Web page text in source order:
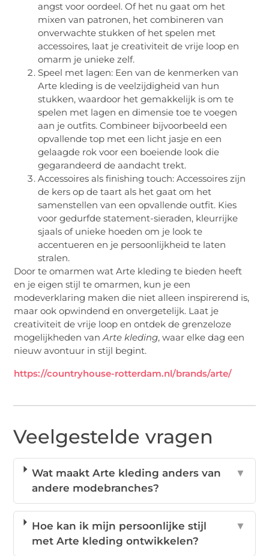
angst voor oordeel. Of het nu gaat om het
mixen van patronen, het combineren van
onverwachte stukken of het spelen met
accessoires, laat je creativiteit de vrije loop en
omarm je unieke zelf.
Speel met lagen: Een van de kenmerken van
Arte kleding is de veelzijdigheid van hun
stukken, waardoor het gemakkelijk is om te
spelen met lagen en dimensie toe te voegen
aan je outfits. Combineer bijvoorbeeld een
opvallende top met een licht jasje en een
gelaagde rok voor een boeiende look die
gegarandeerd de aandacht trekt.
Accessoires als finishing touch: Accessoires zijn
de kers op de taart als het gaat om het
samenstellen van een opvallende outfit. Kies
voor gedurfde statement-sieraden, kleurrijke
sjaals of unieke hoeden om je look te
accentueren en je persoonlijkheid te laten
stralen.
Door te omarmen wat Arte kleding te bieden heeft
en je eigen stijl te omarmen, kun je een
modeverklaring maken die niet alleen inspirerend is,
maar ook opwindend en onvergetelijk. Laat je
creativiteit de vrije loop en ontdek de grenzeloze
mogelijkheden vanArte kleding, waar elke dag een
nieuw avontuur in stijl begint.
https://countryhouse-rotterdam.nl/brands/arte/
Veelgestelde vragen
Wat maakt Arte kleding anders van
andere modebranches?
▼
Hoe kan ik mijn persoonlijke stijl
met Arte kleding ontwikkelen?
▼